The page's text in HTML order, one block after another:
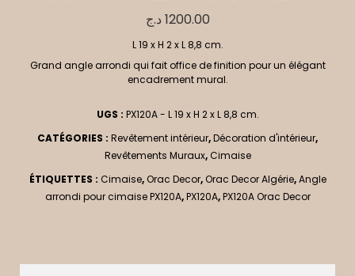
1200.00 د.ج
L 19 x H 2 x L 8,8 cm.
Grand angle arrondi qui fait office de finition pour un élégant
encadrement mural.
UGS : PX120A - L 19 x H 2 x L 8,8 cm.
CATÉGORIES : Revêtement intérieur,Décoration d'intérieur,
Revêtements Muraux,Cimaise
ÉTIQUETTES : Cimaise,Orac Decor,Orac Decor Algérie,Angle
arrondi pour cimaise PX120A,PX120A,PX120A Orac Decor